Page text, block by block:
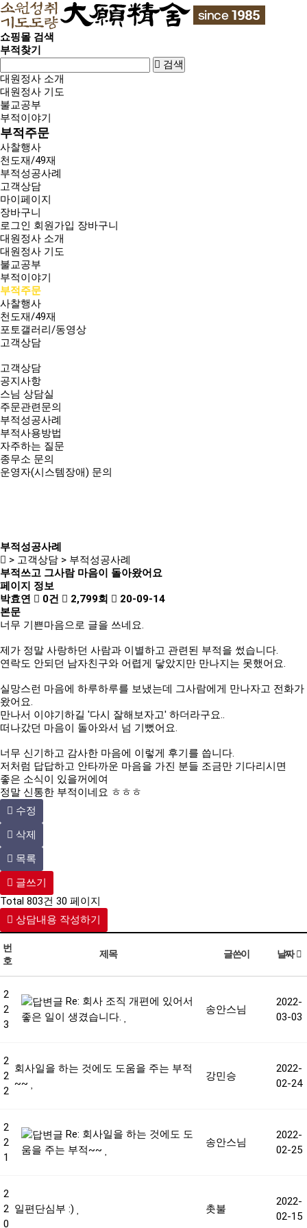
쇼핑몰 검색
부적찾기
검색
대원정사 소개
대원정사 기도
불교공부
부적이야기
부적주문
사찰행사
천도재/49재
부적성공사례
고객상담
마이페이지
장바구니
로그인 회원가입 장바구니
대원정사 소개
대원정사 기도
불교공부
부적이야기
부적주문
사찰행사
천도재/49재
포토갤러리/동영상
고객상담
고객상담
공지사항
스님 상담실
주문관련문의
부적성공사례
부적사용방법
자주하는 질문
종무소 문의
운영자(시스템장애) 문의
부적성공사례
> 고객상담 > 부적성공사례
부적쓰고 그사람 마음이 돌아왔어요
페이지 정보
박효연
0건 2,799회
20-09-14
본문
너무 기쁜마음으로 글을 쓰네요.
제가 정말 사랑하던 사람과 이별하고 관련된 부적을 썼습니다.
연락도 안되던 남자친구와 어렵게 닿았지만 만나지는 못했어요.
실망스런 마음에 하루하루를 보냈는데 그사람에게 만나자고 전화가
왔어요.
만나서 이야기하길 '다시 잘해보자고' 하더라구요..
떠나갔던 마음이 돌아와서 넘 기뻤어요.
너무 신기하고 감사한 마음에 이렇게 후기를 씁니다.
저처럼 답답하고 안타까운 마음을 가진 분들 조금만 기다리시면
좋은 소식이 있을꺼에여
정말 신통한 부적이네요 ㅎㅎㅎ
수정
삭제
목록
글쓰기
Total 803건 30 페이지
상담내용 작성하기
번
호
제목 글쓴이 날짜
2
2
3
Re: 회사 조직 개편에 있어서
좋은 일이 생겼습니다.
송안스님
2022-
03-03
2
2
2
회사일을 하는 것에도 도움을 주는 부적
~~
강민승
2022-
02-24
2
2
1
Re: 회사일을 하는 것에도 도
움을 주는 부적~~
송안스님
2022-
02-25
2
2
0
일편단심부 :) 촛불
2022-
02-15